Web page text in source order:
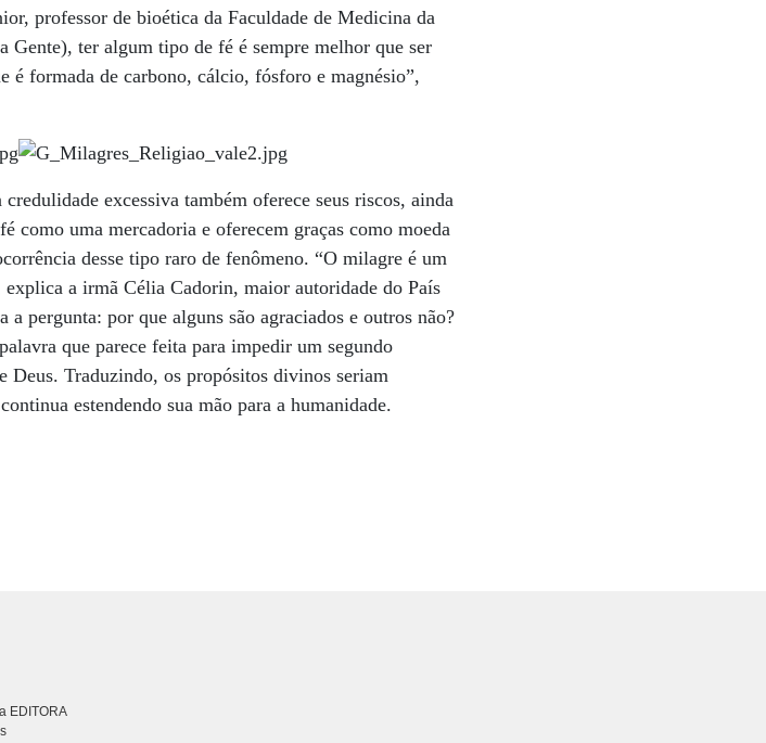
professor de bioética da Faculdade de Medicina da
ter algum tipo de fé é sempre melhor que ser
é formada de carbono, cálcio, fósforo e magnésio”,
excessiva também oferece seus riscos, ainda
como uma mercadoria e oferecem graças como moeda
desse tipo raro de fenômeno. “O milagre é um
a irmã Célia Cadorin, maior autoridade do País
pergunta: por que alguns são agraciados e outros não?
que parece feita para impedir um segundo
Deus. Traduzindo, os propósitos divinos seriam
estendendo sua mão para a humanidade.
EDITORA